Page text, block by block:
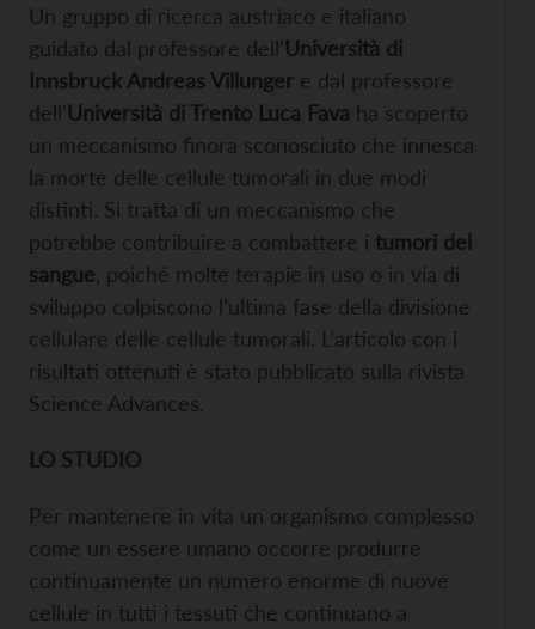
Un gruppo di ricerca austriaco e italiano
guidato dal professore dell’Università di
Innsbruck Andreas Villunger e dal professore
dell’Università di Trento Luca Fava ha scoperto
un meccanismo finora sconosciuto che innesca
la morte delle cellule tumorali in due modi
distinti. Si tratta di un meccanismo che
potrebbe contribuire a combattere i tumori del
sangue , poiché molte terapie in uso o in via di
sviluppo colpiscono l’ultima fase della divisione
cellulare delle cellule tumorali. L’articolo con i
risultati ottenuti è stato pubblicato sulla rivista
Science Advances.
LO STUDIO
Per mantenere in vita un organismo complesso
come un essere umano occorre produrre
continuamente un numero enorme di nuove
cellule in tutti i tessuti che continuano a